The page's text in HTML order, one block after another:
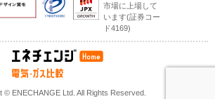
市場に上場して
います(証券コー
ド4169)
© ENECHANGE Ltd. All Rights Reserved.